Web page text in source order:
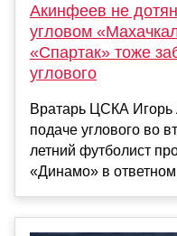
Акинфеев не
угловом
«Спартак» тоже
углового
Вратарь ЦСКА
подаче углового во
летний футболист
«Динамо» в